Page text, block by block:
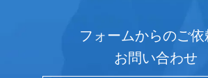
フォームからのご依
お問い合わせ